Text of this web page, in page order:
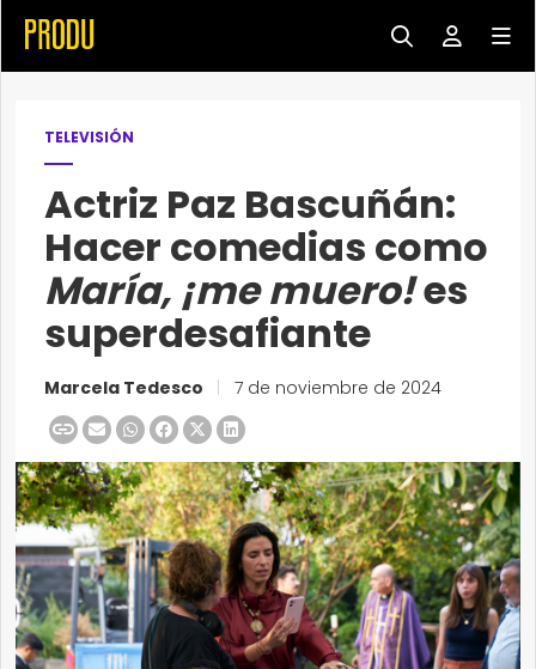
TELEVISIÓN
Actriz Paz Bascuñán:
Hacer comedias como
María, ¡me muero!es
superdesafiante
Marcela Tedesco 7 de noviembre de 2024